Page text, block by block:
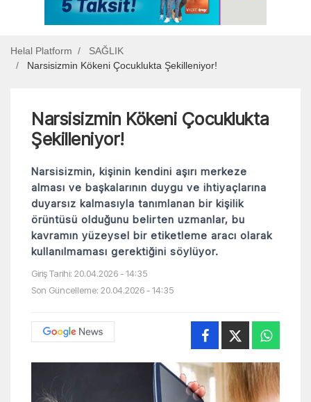
Helal Platform
SAĞLIK
Narsisizmin Kökeni Çocuklukta Şekilleniyor!
Narsisizmin Kökeni Çocuklukta
Şekilleniyor!
Narsisizmin, kişinin kendini aşırı merkeze
alması ve başkalarının duygu ve ihtiyaçlarına
duyarsız kalmasıyla tanımlanan bir kişilik
örüntüsü olduğunu belirten uzmanlar, bu
kavramın yüzeysel bir etiketleme aracı olarak
kullanılmaması gerektiğini söylüyor.
Giriş Tarihi: 20.04.2026 - 14:35
Son Güncelleme: 20.04.2026 - 14:35